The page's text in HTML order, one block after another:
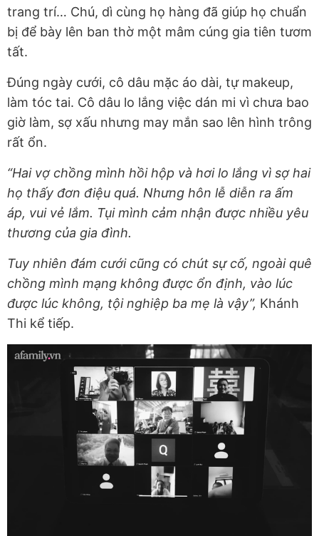
trang trí… Chú, dì cùng họ hàng đã giúp họ chuẩn
bị để bày lên ban thờ một mâm cúng gia tiên tươm
tất.
Đúng ngày cưới, cô dâu mặc áo dài, tự makeup,
làm tóc tai. Cô dâu lo lắng việc dán mi vì chưa bao
giờ làm, sợ xấu nhưng may mắn sao lên hình trông
rất ổn.
“Hai vợ chồng mình hồi hộp và hơi lo lắng vì sợ hai
họ thấy đơn điệu quá. Nhưng hôn lễ diễn ra ấm
áp, vui vẻ lắm. Tụi mình cảm nhận được nhiều yêu
thương của gia đình.
Tuy nhiên đám cưới cũng có chút sự cố, ngoài quê
chồng mình mạng không được ổn định, vào lúc
được lúc không, tội nghiệp ba mẹ là vậy”, Khánh
Thi kể tiếp.